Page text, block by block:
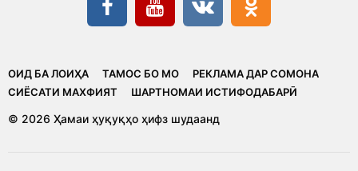
ОИД БА ЛОИҲА ТАМОС БО МО
РЕКЛАМА ДАР СОМОНА
CИЁСАТИ МАХФИЯТ
ШАРТНОМАИ ИСТИФОДАБАРӢ
© 2026 Ҳамаи ҳуқуқҳо ҳифз шудаанд